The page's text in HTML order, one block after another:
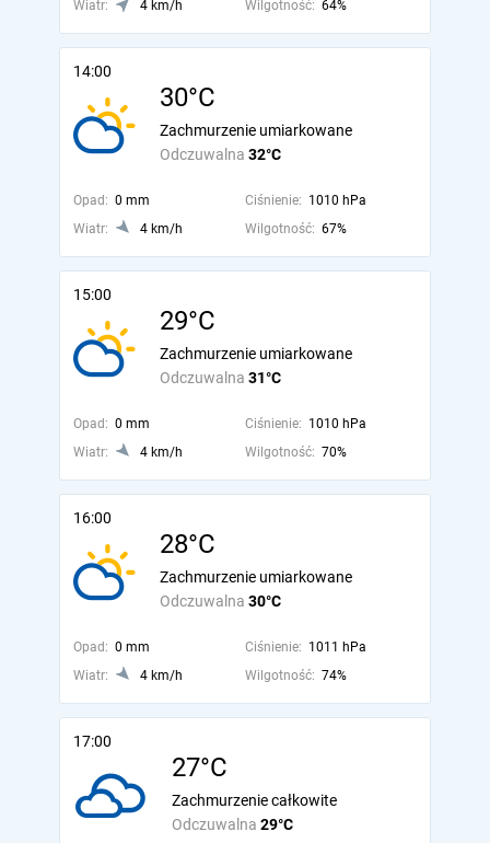
Wiatr:
4 km/h Wilgotność: 64%
14:00
30°C
Odczuwalna 32°C
Zachmurzenie umiarkowane
Opad: 0 mm Ciśnienie: 1010 hPa
Wiatr:
4 km/h Wilgotność: 67%
15:00
29°C
Odczuwalna 31°C
Zachmurzenie umiarkowane
Opad: 0 mm Ciśnienie: 1010 hPa
Wiatr:
4 km/h Wilgotność: 70%
16:00
28°C
Odczuwalna 30°C
Zachmurzenie umiarkowane
Opad: 0 mm Ciśnienie: 1011 hPa
Wiatr:
4 km/h Wilgotność: 74%
17:00
27°C
Odczuwalna 29°C
Zachmurzenie całkowite